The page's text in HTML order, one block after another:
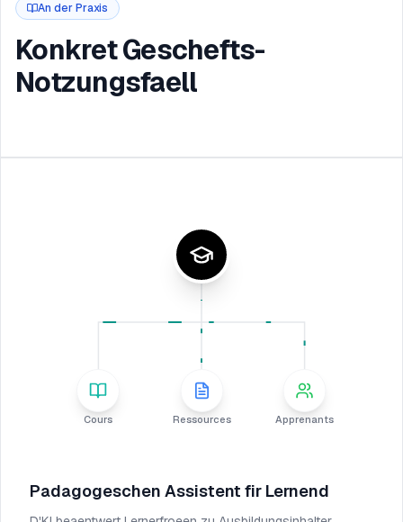
An der Praxis
Konkret Geschefts-
Notzungsfaell
Cours Ressources Apprenants
Padagogeschen Assistent fir Lernend